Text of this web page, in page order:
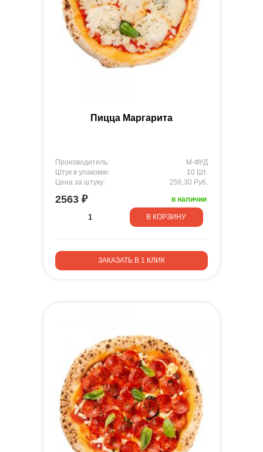
Пицца Маргарита
Производитель:
М-ФУД
Штук в упаковке:
10 Шт.
Цена за штуку:
256,30 Руб.
2563 ₽ в наличии
В КОРЗИНУ
ЗАКАЗАТЬ В 1 КЛИК